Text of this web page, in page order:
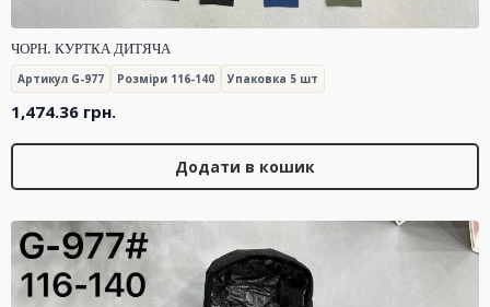
ЧОРН. КУРТКА ДИТЯЧА
Артикул G-977 Розміри 116-140 Упаковка 5 шт
1,474.36 грн.
Додати в кошик